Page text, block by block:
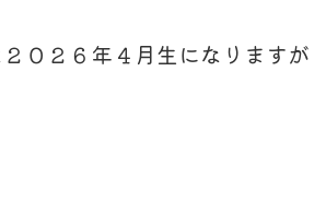
０２６年４月生になりますが